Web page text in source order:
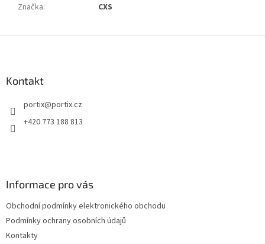
Značka: CXS
Kontakt
portix@portix.cz
+420 773 188 813
Informace pro vás
Obchodní podmínky elektronického obchodu
Podmínky ochrany osobních údajů
Kontakty